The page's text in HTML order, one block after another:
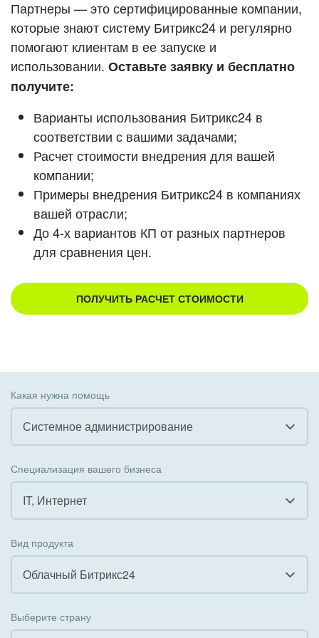
ВХОД
ВХОД
Смотреть видеокейсы
Партнеры — это сертифицированные компании,
которые знают систему Битрикс24 и регулярно
помогают клиентам в ее запуске и
использовании. Оставьте заявку и бесплатно
получите:
Варианты использования Битрикс24 в
соответствии с вашими задачами;
Расчет стоимости внедрения для вашей
компании;
Примеры внедрения Битрикс24 в компаниях
вашей отрасли;
До 4-х вариантов КП от разных партнеров
для сравнения цен.
ПОЛУЧИТЬ РАСЧЕТ СТОИМОСТИ
Какая нужна помощь
Системное администрирование
Внедрение КЭДО
Интеграция с 1С
Организация задач и проектов
Внедрение Бизнес-процессов
Специализация вашего бизнеса
IT, Интернет
Государственные организации
Коммунальные услуги, ЖКХ
Вид продукта
Облачный Битрикс24
Выберите страну